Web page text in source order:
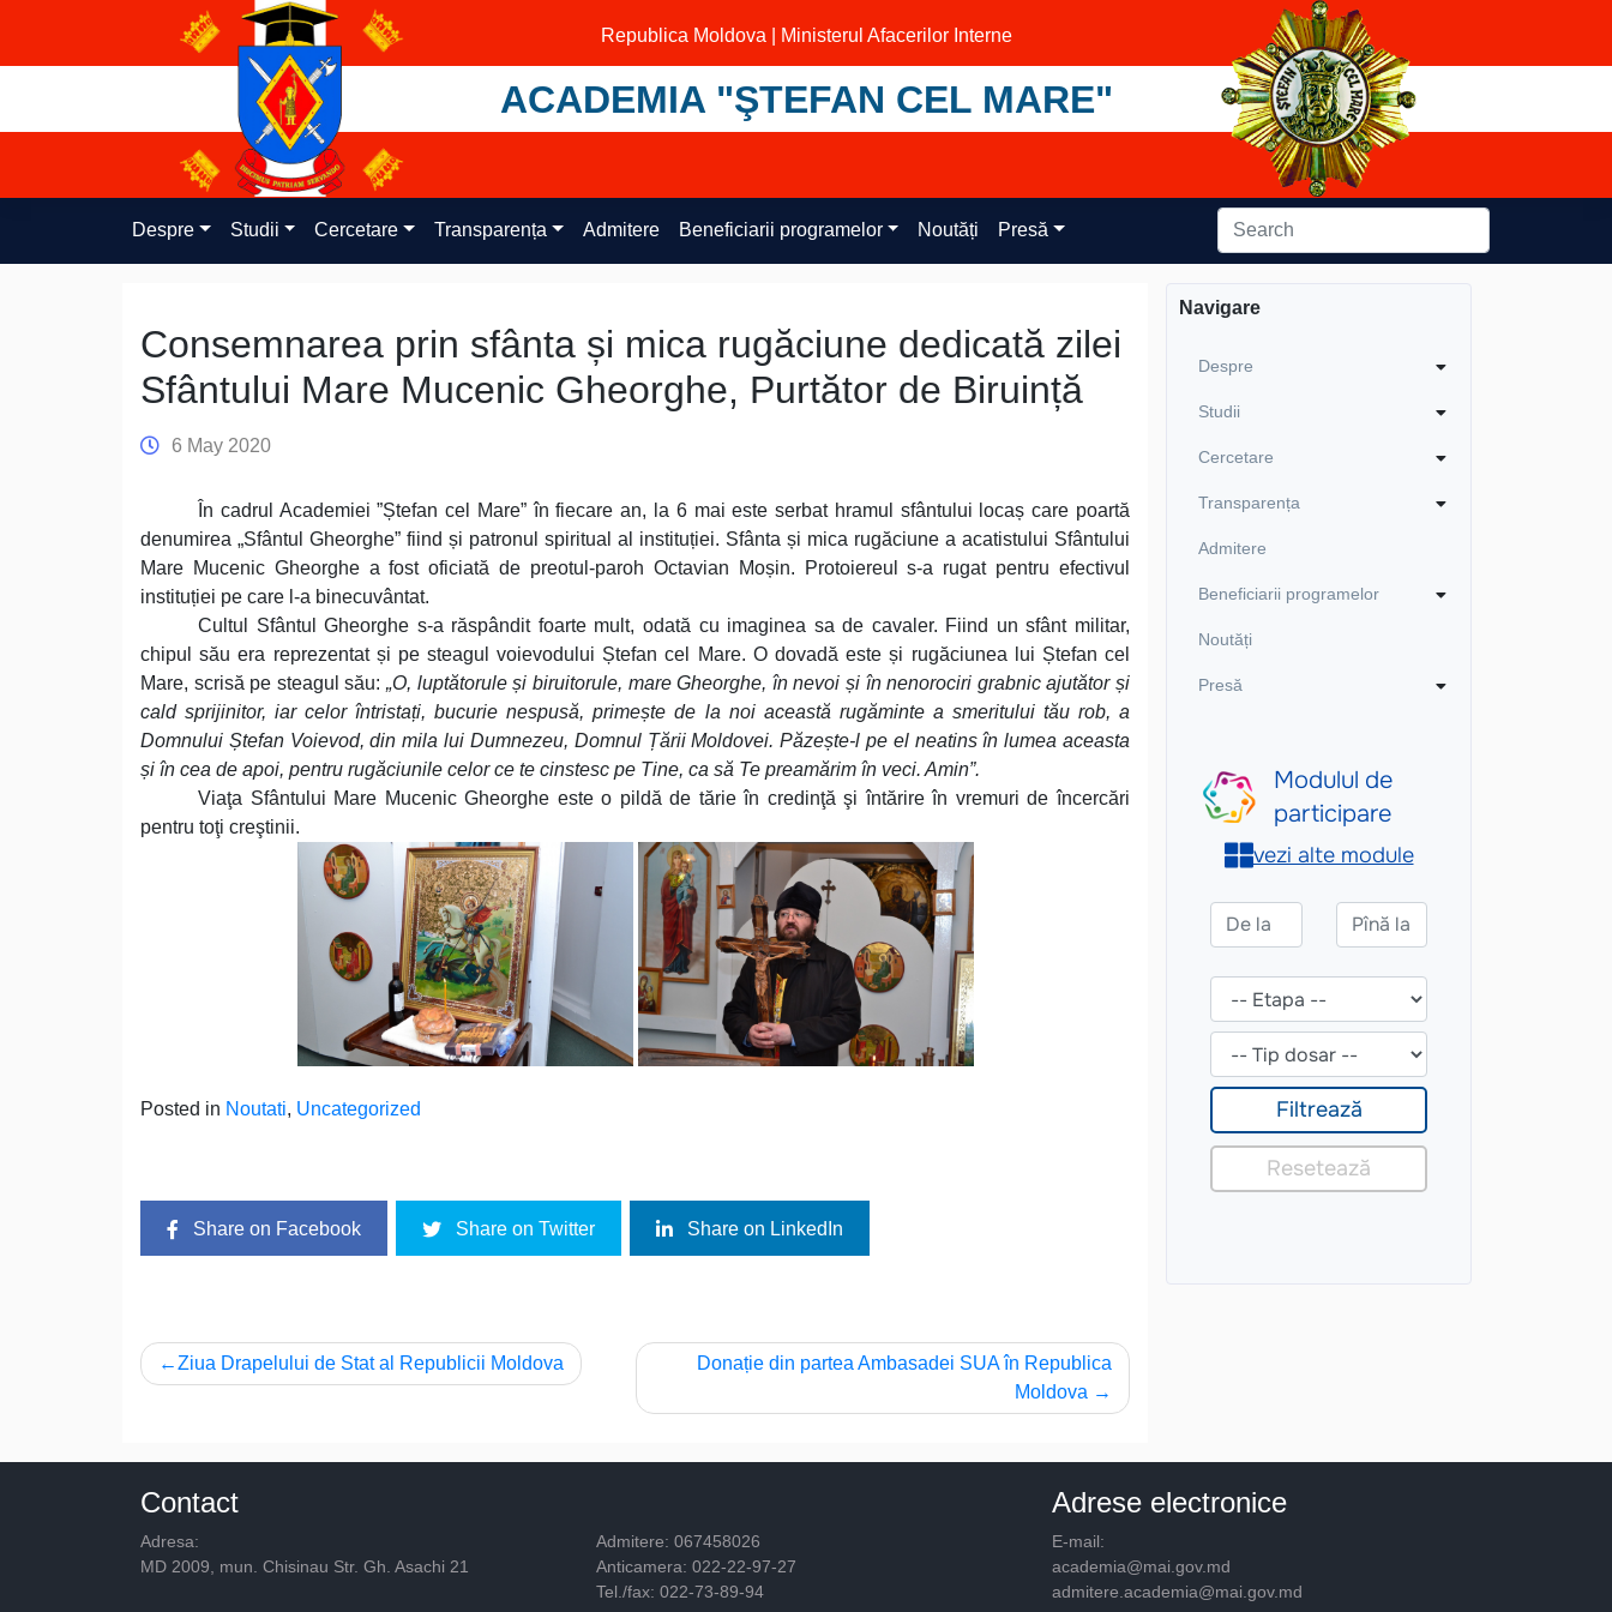
content
Republica Moldova | Ministerul Afacerilor Interne
ACADEMIA "ŞTEFAN CEL MARE"
Despre Studii Cercetare Transparența Admitere Beneficiarii programelor Noutăți Presă
Consemnarea prin sfânta și mica rugăciune dedicată zilei
Sfântului Mare Mucenic Gheorghe, Purtător de Biruință
6 May 2020
În cadrul Academiei ”Ștefan cel Mare” în fiecare an, la 6 mai este serbat hramul sfântului locaș care poartă
denumirea „Sfântul Gheorghe” fiind și patronul spiritual al instituției. Sfânta și mica rugăciune a acatistului Sfântului
Mare Mucenic Gheorghe a fost oficiată de preotul-paroh Octavian Moșin. Protoiereul s-a rugat pentru efectivul
instituției pe care l-a binecuvântat.
Cultul Sfântul Gheorghe s-a răspândit foarte mult, odată cu imaginea sa de cavaler. Fiind un sfânt militar,
chipul său era reprezentat și pe steagul voievodului Ștefan cel Mare. O dovadă este și rugăciunea lui Ștefan cel
Mare, scrisă pe steagul său:„O, luptătorule și biruitorule, mare Gheorghe, în nevoi și în nenorociri grabnic ajutător și
cald sprijinitor, iar celor întristați, bucurie nespusă, primește de la noi această rugăminte a smeritului tău rob, a
Domnului Ștefan Voievod, din mila lui Dumnezeu, Domnul Țării Moldovei. Păzește-l pe el neatins în lumea aceasta
și în cea de apoi, pentru rugăciunile celor ce te cinstesc pe Tine, ca să Te preamărim în veci. Amin”.
Viaţa Sfântului Mare Mucenic Gheorghe este o pildă de tărie în credinţă şi întărire în vremuri de încercări
pentru toţi creştinii.
Posted in Noutati, Uncategorized
Share on Facebook Share on Twitter Share on LinkedIn
PostZiua Drapelului de Stat al Republicii Moldova
Donație din partea Ambasadei SUA în Republica
Moldova
Navigare
Despre
Studii
Cercetare
Transparența
Admitere
Beneficiarii programelor
Noutăți
Presă
Contact
Adresa:
MD 2009, mun. Chisinau Str. Gh. Asachi 21
Admitere: 067458026
Anticamera: 022-22-97-27
Tel./fax: 022-73-89-94
Adrese electronice
E-mail:
academia@mai.gov.md
admitere.academia@mai.gov.md